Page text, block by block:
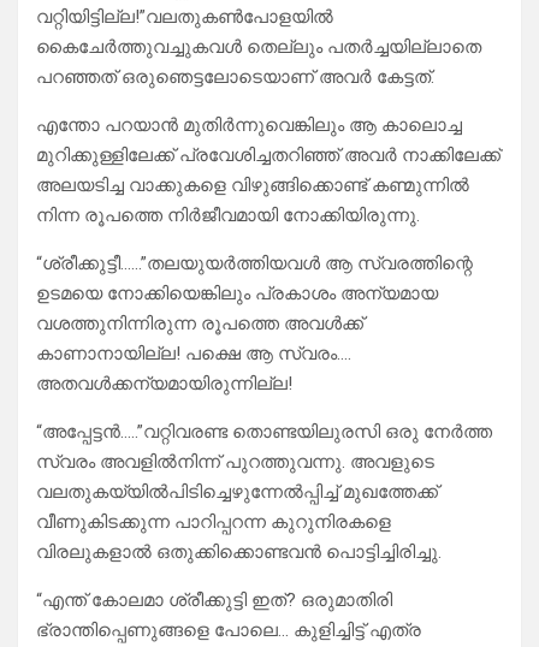
വറ്റിയിട്ടില്ല!”വലതുകൺപോളയിൽ
കൈചേർത്തുവച്ചുകവൾ തെല്ലും പതർച്ചയില്ലാതെ
പറഞ്ഞത് ഒരുഞെട്ടലോടെയാണ് അവർ കേട്ടത്.
എന്തോ പറയാൻ മുതിർന്നുവെങ്കിലും ആ കാലൊച്ച
മുറിക്കുള്ളിലേക്ക് പ്രവേശിച്ചതറിഞ്ഞ് അവർ നാക്കിലേക്ക്
അലയടിച്ച വാക്കുകളെ വിഴുങ്ങിക്കൊണ്ട് കണ്മുന്നിൽ
നിന്ന രൂപത്തെ നിർജീവമായി നോക്കിയിരുന്നു.
“ശ്രീക്കുട്ടീ……”തലയുയർത്തിയവൾ ആ സ്വരത്തിന്റെ
ഉടമയെ നോക്കിയെങ്കിലും പ്രകാശം അന്യമായ
വശത്തുനിന്നിരുന്ന രൂപത്തെ അവൾക്ക്
കാണാനായില്ല! പക്ഷെ ആ സ്വരം….
അതവൾക്കന്യമായിരുന്നില്ല!
“അപ്പേട്ടൻ…..”വറ്റിവരണ്ട തൊണ്ടയിലുരസി ഒരു നേർത്ത
സ്വരം അവളിൽനിന്ന് പുറത്തുവന്നു. അവളുടെ
വലതുകയ്യിൽപിടിച്ചെഴുന്നേൽപ്പിച്ച് മുഖത്തേക്ക്
വീണുകിടക്കുന്ന പാറിപ്പറന്ന കുറുനിരകളെ
വിരലുകളാൽ ഒതുക്കിക്കൊണ്ടവൻ പൊട്ടിച്ചിരിച്ചു.
“എന്ത് കോലമാ ശ്രീക്കുട്ടി ഇത്? ഒരുമാതിരി
ഭ്രാന്തിപ്പെണുങ്ങളെ പോലെ… കുളിച്ചിട്ട് എത്ര